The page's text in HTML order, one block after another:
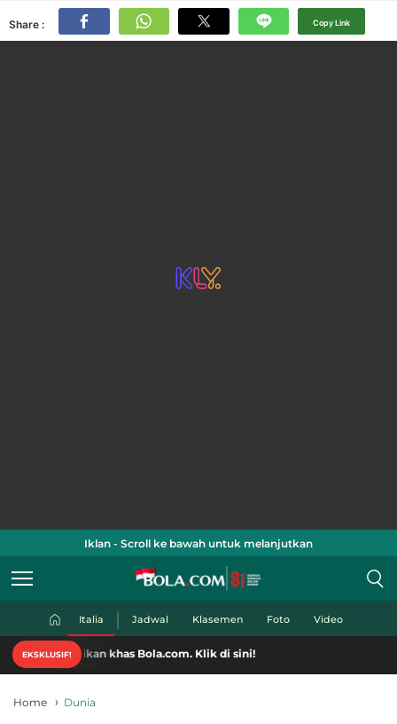
Share : Copy Link
Iklan - Scroll ke bawah untuk melanjutkan
Italia Jadwal Klasemen Foto Video
EKSKLUSIF!
khas Bola.com. Klik di sini!
Home Dunia